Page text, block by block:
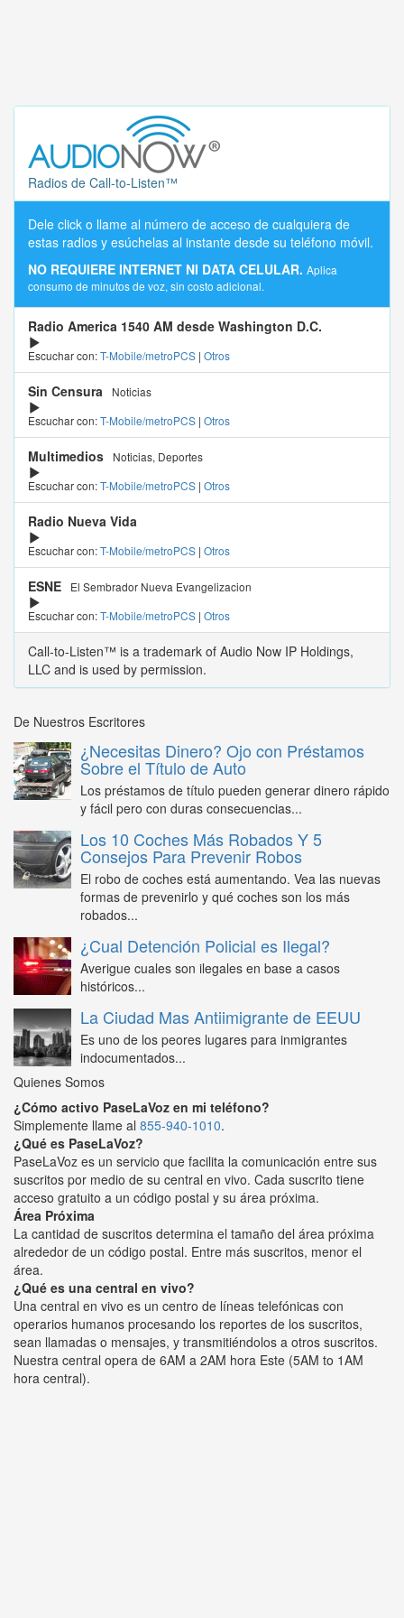
Radios de Call-to-Listen™
Dele click o llame al número de acceso de cualquiera de
estas radios y esúchelas al instante desde su teléfono móvil.
NO REQUIERE INTERNET NI DATA CELULAR. Aplica
consumo de minutos de voz, sin costo adicional.
Radio America 1540 AM desde Washington D.C.
Escuchar con:T-Mobile/metroPCS | Otros
Sin Censura
Noticias
Escuchar con:T-Mobile/metroPCS | Otros
Multimedios
Noticias, Deportes
Escuchar con:T-Mobile/metroPCS | Otros
Radio Nueva Vida
Escuchar con:T-Mobile/metroPCS | Otros
ESNE
El Sembrador Nueva Evangelizacion
Escuchar con:T-Mobile/metroPCS | Otros
Call-to-Listen™ is a trademark of Audio Now IP Holdings,
LLC and is used by permission.
De Nuestros Escritores
¿Necesitas Dinero? Ojo con Préstamos
Sobre el Título de Auto
Los préstamos de título pueden generar dinero rápido
y fácil pero con duras consecuencias...
Los 10 Coches Más Robados Y 5
Consejos Para Prevenir Robos
El robo de coches está aumentando. Vea las nuevas
formas de prevenirlo y qué coches son los más
robados...
¿Cual Detención Policial es Ilegal?
Averigue cuales son ilegales en base a casos
históricos...
La Ciudad Mas Antiimigrante de EEUU
Es uno de los peores lugares para inmigrantes
indocumentados...
Quienes Somos
¿Cómo activo PaseLaVoz en mi teléfono?
Simplemente llame al 855-940-1010.
¿Qué es PaseLaVoz?
PaseLaVoz es un servicio que facilita la comunicación entre sus
suscritos por medio de su central en vivo. Cada suscrito tiene
acceso gratuito a un código postal y su área próxima.
Área Próxima
La cantidad de suscritos determina el tamaño del área próxima
alrededor de un código postal. Entre más suscritos, menor el
área.
¿Qué es una central en vivo?
Una central en vivo es un centro de líneas telefónicas con
operarios humanos procesando los reportes de los suscritos,
sean llamadas o mensajes, y transmitiéndolos a otros suscritos.
Nuestra central opera de 6AM a 2AM hora Este (5AM to 1AM
hora central).